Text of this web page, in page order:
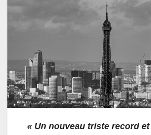
« Un nouveau triste record